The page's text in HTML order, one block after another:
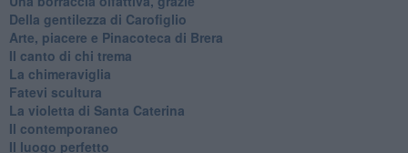
​Della gentilezza di Carofiglio
Arte, piacere e Pinacoteca di Brera
​Il canto di chi trema
La chimeraviglia
​Fatevi scultura
​La violetta di Santa Caterina
​Il contemporaneo
​Il luogo perfetto